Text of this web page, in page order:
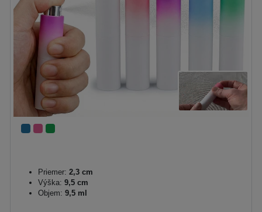
Priemer: 2,3 cm
Výška: 9,5 cm
Objem: 9,5 ml